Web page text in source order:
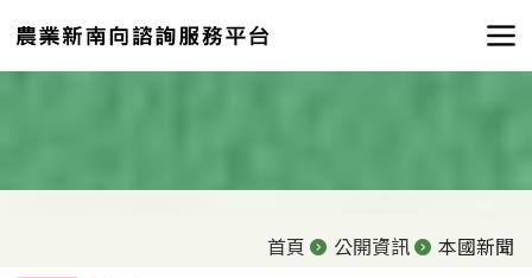
首頁 公開資訊 本國新聞